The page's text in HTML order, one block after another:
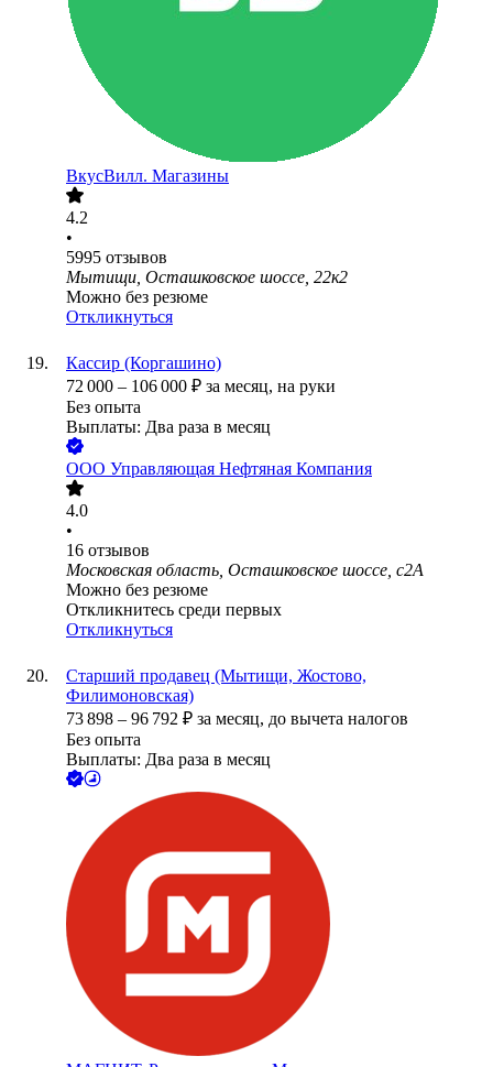
ВкусВилл. Магазины
4.2
•
5995 отзывов
Мытищи, Осташковское шоссе, 22к2
Можно без резюме
Откликнуться
Кассир (Коргашино)
72 000 – 106 000 ₽ за месяц, на руки
Без опыта
Выплаты: Два раза в месяц
ООО Управляющая Нефтяная Компания
4.0
•
16 отзывов
Московская область, Осташковское шоссе, с2А
Можно без резюме
Откликнитесь среди первых
Откликнуться
Старший продавец (Мытищи, Жостово,
Филимоновская)
73 898 – 96 792 ₽ за месяц, до вычета налогов
Без опыта
Выплаты: Два раза в месяц